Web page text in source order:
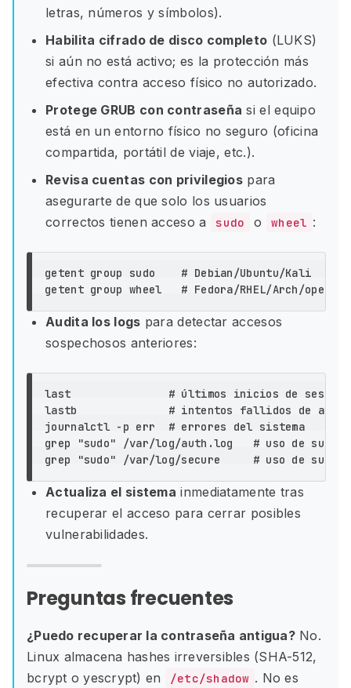
letras, números y símbolos).
Habilita cifrado de disco completo (LUKS)
si aún no está activo; es la protección más
efectiva contra acceso físico no autorizado.
Protege GRUB con contraseña si el equipo
está en un entorno físico no seguro (oficina
compartida, portátil de viaje, etc.).
Revisa cuentas con privilegios para
asegurarte de que solo los usuarios
correctos tienen acceso a
sudo o wheel :
getent group sudo
# Debian/Ubuntu/Kali
getent group wheel # Fedora/RHEL/Arch/
Audita los logs para detectar accesos
sospechosos anteriores:
last # últimos inicios de sesión
lastb # intentos fallidos de
journalctl -p err # errores del sistema
grep
"sudo" /var/log/auth.log # uso de sudo
grep
"sudo" /var/log/secure # uso de sudo
Actualiza el sistema inmediatamente tras
recuperar el acceso para cerrar posibles
vulnerabilidades.
Preguntas frecuentes
¿Puedo recuperar la contraseña antigua?No.
Linux almacena hashes irreversibles (SHA-512,
bcrypt o yescrypt) en
/etc/shadow . No es